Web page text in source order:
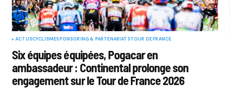
ACTUSCYCLISMESPONSORING & PARTENARIATSTOUR DE FRANCE
Six équipes équipées, Pogacar en
ambassadeur : Continental prolonge son
engagement sur le Tour de France 2026